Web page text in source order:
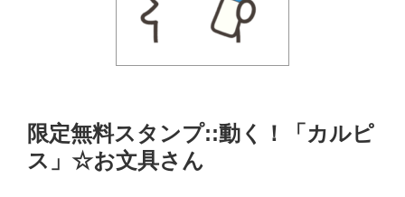
限定無料スタンプ::動く！「カルピ
ス」☆お文具さん